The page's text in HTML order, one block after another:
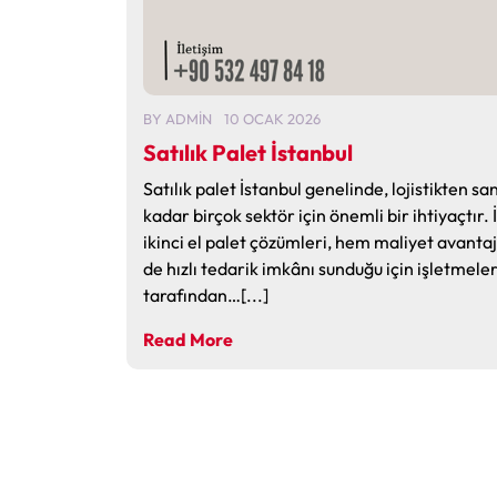
BY ADMIN 10 OCAK 2026
Satılık Palet İstanbul
Satılık palet İstanbul genelinde, lojistikten
kadar birçok sektör için önemli bir ihtiyaçtır.
ikinci el palet çözümleri, hem maliyet
de hızlı tedarik imkânı sunduğu için işletmeler
tarafından…[...]
Read More